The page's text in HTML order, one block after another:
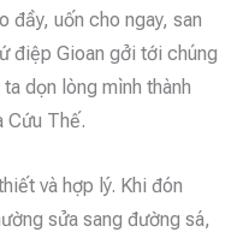
đầy, uốn cho ngay, san
điệp Gioan gởi tới chúng
dọn lòng mình thành
Cứu Thế.
và hợp lý. Khi đón
sửa sang đường sá,